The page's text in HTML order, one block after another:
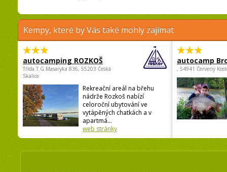
Kempy, které by Vás také mohly zajímat
autocamping ROZKOŠ
Třída.T.G.Masaryka 836, 55203 Česká
Skalice
Rekreační areál na břehu
nádrže Rozkoš nabízí
celoroční ubytování ve
vytápěných chatkách a v
apartmá...
web stránky
autocamp
, 54941 Červený